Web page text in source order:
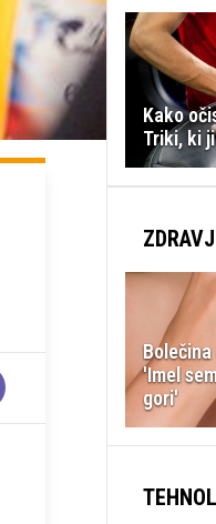
Kako
Triki, ki
'Imel
gori'